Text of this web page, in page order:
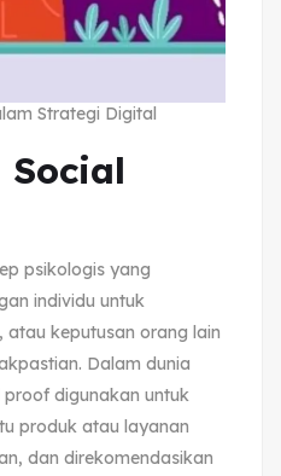
Strategi Digital
psikologis yang
individu untuk
keputusan orang lain
Dalam dunia
digunakan untuk
produk atau layanan
dan direkomendasikan